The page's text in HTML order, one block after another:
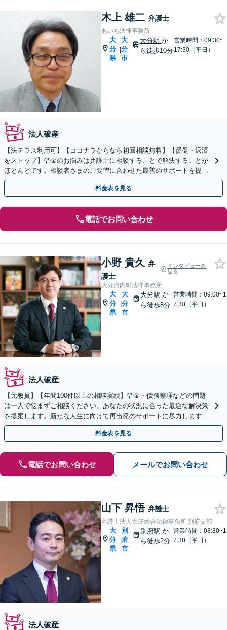
木上 雄二 弁護士
あいち法律事務所
大
分
県
|
大
分
市
大分駅 か
ら徒歩10分
営業時間：09:30~
17:30（平日）
法人破産
【法テラス利用可】【ココナラからなら初回相談無料】【督促・返済
をストップ】借金のお悩みは弁護士に相談することで解決することが
ほとんどです。相談者さまのご要望に合わせた最善のサポートを提供
し、人生の再スタートをお手伝いいたします。
料金表を見る
電話でお問い合わせ
小野 貴久 弁
護士
インタビューを
見る
大分府内町法律事務所
大
分
県
|
大
分
市
大分駅 か
ら徒歩8分
営業時間：09:00~1
7:30（平日）
法人破産
【元教員】【年間100件以上の相談実績】借金・債務整理などの問題
は一人で悩まずご相談ください。あなたの状況に合った最適な解決策
を提案します。新たな人生に向けて再出発のサポートに尽力します。
【大分駅9分】【初回無料相談】【土日・夜間対応可】
料金表を見る
電話でお問い合わせ メールでお問い合わせ
山下 昇悟 弁護士
弁護士法人古庄総合法律事務所 別府支部
大
分
県
|
別
府
市
別府駅 か
ら徒歩2分
営業時間：08:30~1
7:30（平日）
法人破産